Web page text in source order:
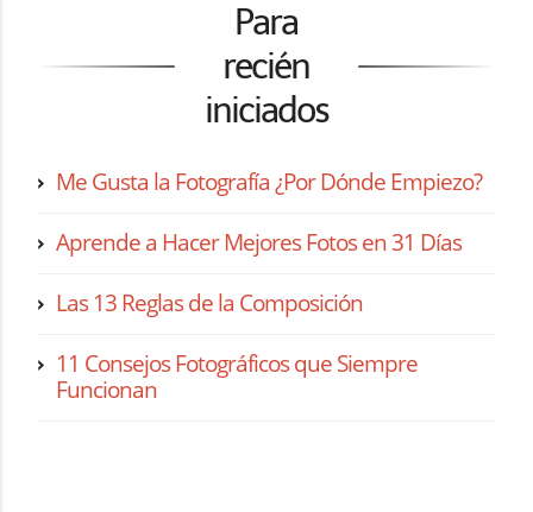
Para
recién
iniciados
Me Gusta la Fotografía ¿Por Dónde Empiezo?
Aprende a Hacer Mejores Fotos en 31 Días
Las 13 Reglas de la Composición
11 Consejos Fotográficos que Siempre
Funcionan